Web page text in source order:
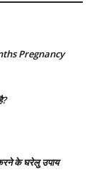
Pregnancy
के घरेलु उपाय